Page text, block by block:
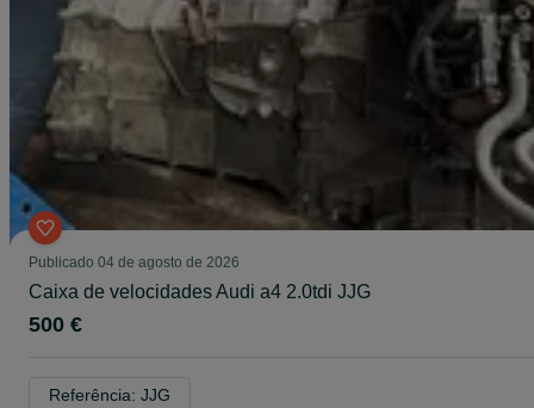
Publicado 04 de agosto de 2026
Caixa de velocidades Audi a4 2.0tdi JJG
500 €
Referência: JJG